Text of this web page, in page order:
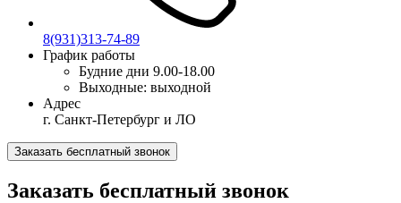
8(931)313-74-89
График работы
Будние дни 9.00-18.00
Выходные: выходной
Адрес
г. Санкт-Петербург и ЛО
Заказать бесплатный звонок
Заказать бесплатный звонок